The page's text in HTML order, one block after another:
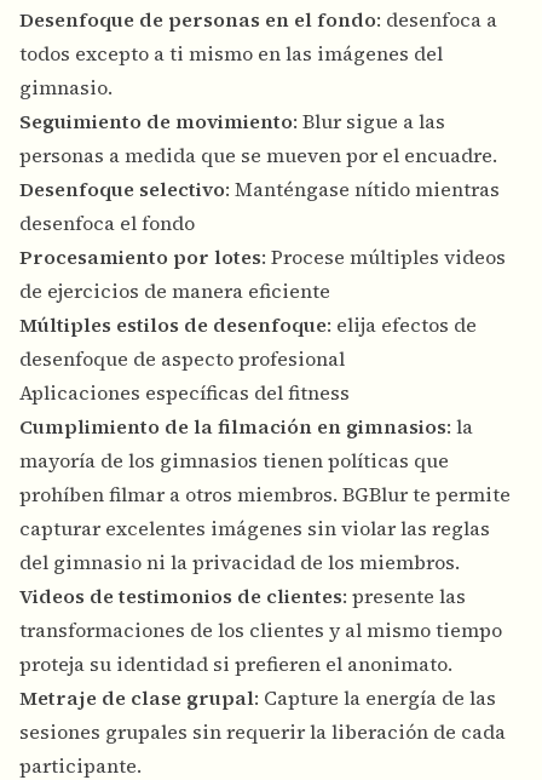
Desenfoque de personas en el fondo: desenfoca a
todos excepto a ti mismo en las imágenes del
gimnasio.
Seguimiento de movimiento: Blur sigue a las
personas a medida que se mueven por el encuadre.
Desenfoque selectivo: Manténgase nítido mientras
desenfoca el fondo
Procesamiento por lotes: Procese múltiples videos
de ejercicios de manera eficiente
Múltiples estilos de desenfoque: elija efectos de
desenfoque de aspecto profesional
Aplicaciones específicas del fitness
Cumplimiento de la filmación en gimnasios: la
mayoría de los gimnasios tienen políticas que
prohíben filmar a otros miembros. BGBlur te permite
capturar excelentes imágenes sin violar las reglas
del gimnasio ni la privacidad de los miembros.
Videos de testimonios de clientes: presente las
transformaciones de los clientes y al mismo tiempo
proteja su identidad si prefieren el anonimato.
Metraje de clase grupal: Capture la energía de las
sesiones grupales sin requerir la liberación de cada
participante.